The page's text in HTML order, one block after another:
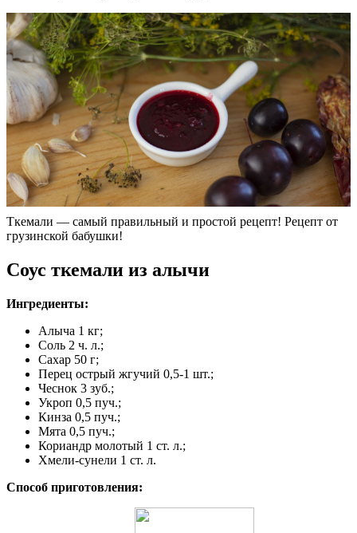
Ткемали — самый правильный и простой рецепт! Рецепт от
грузинской бабушки!
Соус ткемали из алычи
Ингредиенты:
Алыча 1 кг;
Соль 2 ч. л.;
Сахар 50 г;
Перец острый жгучий 0,5-1 шт.;
Чеснок 3 зуб.;
Укроп 0,5 пуч.;
Кинза 0,5 пуч.;
Мята 0,5 пуч.;
Кориандр молотый 1 ст. л.;
Хмели-сунели 1 ст. л.
Способ приготовления: